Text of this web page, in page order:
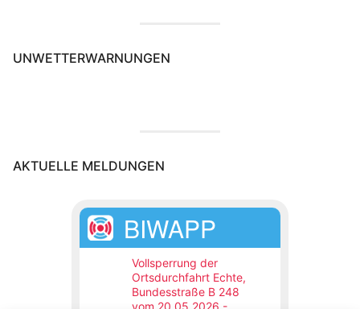
UNWETTERWARNUNGEN
AKTUELLE MELDUNGEN
BIWAPP
Vollsperrung der
Ortsdurchfahrt Echte,
Bundesstraße B 248
vom 20.05.2026 -